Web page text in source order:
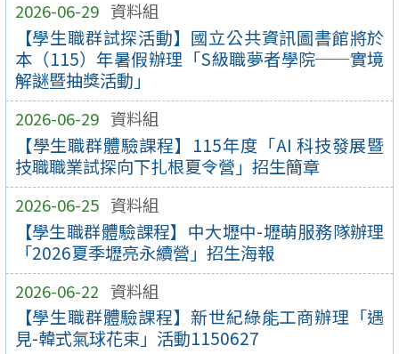
2026-06-29 資料組
【學生職群試探活動】國立公共資訊圖書館將於
本（115）年暑假辦理「S級職夢者學院──實境
解謎暨抽獎活動」
2026-06-29 資料組
【學生職群體驗課程】115年度「AI 科技發展暨
技職職業試探向下扎根夏令營」招生簡章
2026-06-25 資料組
【學生職群體驗課程】中大壢中-壢萌服務隊辦理
「2026夏季壢亮永續營」招生海報
2026-06-22 資料組
【學生職群體驗課程】新世紀綠能工商辦理「遇
見-韓式氣球花束」活動1150627